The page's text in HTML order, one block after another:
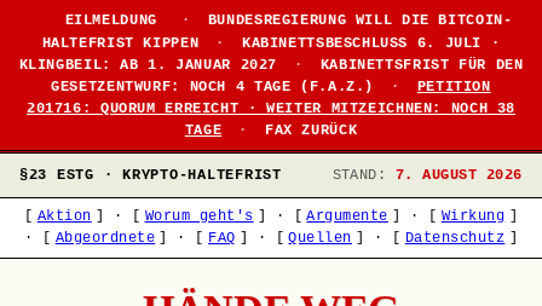
EILMELDUNG ·
BUNDESREGIERUNG WILL DIE BITCOIN-
HALTEFRIST KIPPEN
·
KABINETTSBESCHLUSS 6. JULI ·
KLINGBEIL: AB 1. JANUAR 2027
·
KABINETTSFRIST FÜR DEN
GESETZENTWURF: NOCH 4 TAGE (F.A.Z.)
·
PETITION
201716: QUORUM ERREICHT · WEITER MITZEICHNEN: NOCH 38
TAGE
· FAX ZURÜCK
§23 ESTG · KRYPTO-HALTEFRIST STAND: 7. AUGUST 2026
Aktion · Worum geht's · Argumente · Wirkung
·
Abgeordnete · FAQ · Quellen · Datenschutz